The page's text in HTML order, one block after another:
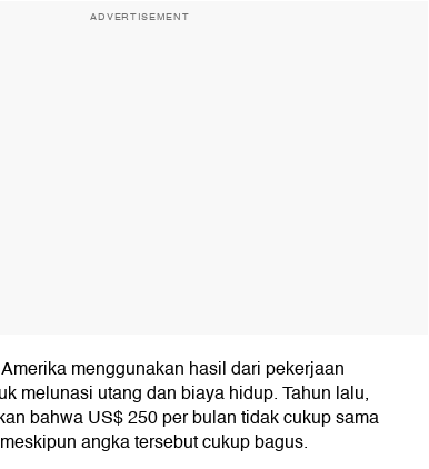
ADVERTISEMENT
menggunakan hasil dari pekerjaan
melunasi utang dan biaya hidup. Tahun lalu,
bahwa US$ 250 per bulan tidak cukup sama
angka tersebut cukup bagus.